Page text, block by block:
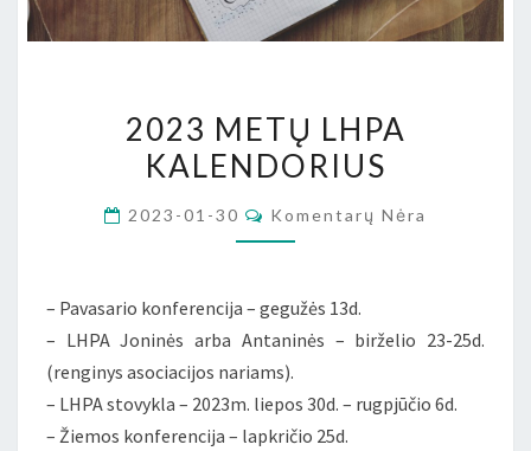
METŲ
LHPA
2023 METŲ LHPA
KALENDORIUS
2023-01-30 Komentarai
Komentarų Nėra
– Pavasario konferencija – gegužės 13d.
– LHPA Joninės arba Antaninės – birželio 23-25d.
(renginys asociacijos nariams).
– LHPA stovykla – 2023m. liepos 30d. – rugpjūčio 6d.
– Žiemos konferencija – lapkričio 25d.